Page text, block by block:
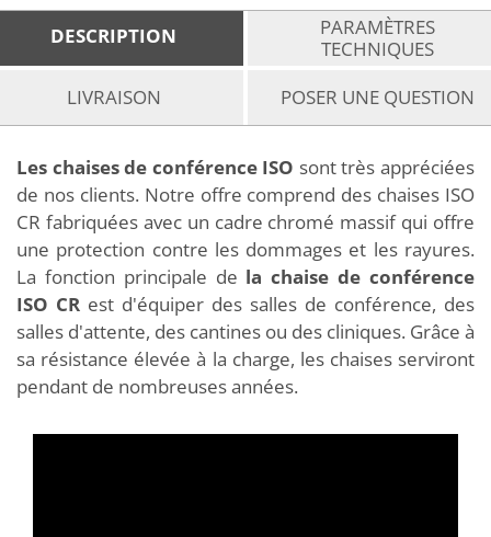
DESCRIPTION
PARAMÈTRES
TECHNIQUES
LIVRAISON
POSER UNE QUESTION
Les chaises de conférence ISO sont très appréciées
de nos clients. Notre offre comprend des chaises ISO
CR fabriquées avec un cadre chromé massif qui offre
une protection contre les dommages et les rayures.
La fonction principale de la chaise de conférence
ISO CR est d'équiper des salles de conférence, des
salles d'attente, des cantines ou des cliniques. Grâce à
sa résistance élevée à la charge, les chaises serviront
pendant de nombreuses années.